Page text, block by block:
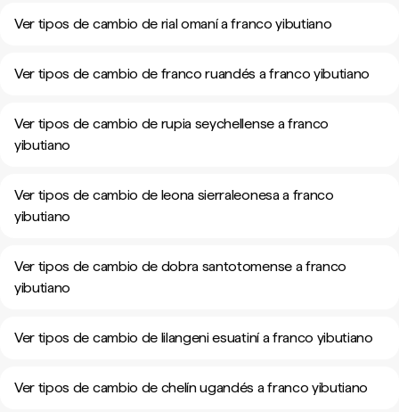
Ver tipos de cambio de rial omaní a franco yibutiano
Ver tipos de cambio de franco ruandés a franco yibutiano
Ver tipos de cambio de rupia seychellense a franco
yibutiano
Ver tipos de cambio de leona sierraleonesa a franco
yibutiano
Ver tipos de cambio de dobra santotomense a franco
yibutiano
Ver tipos de cambio de lilangeni esuatiní a franco yibutiano
Ver tipos de cambio de chelín ugandés a franco yibutiano